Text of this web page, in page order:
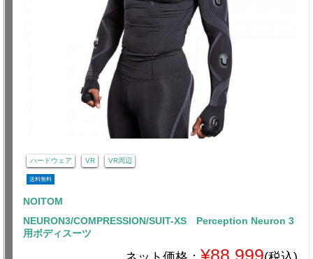
ハードウェア VR VR周辺
送料無料
NOITOM
NEURON3/COMPRESSION/SUIT-XS Perception Neuron 3
用ボディスーツ
¥88,999